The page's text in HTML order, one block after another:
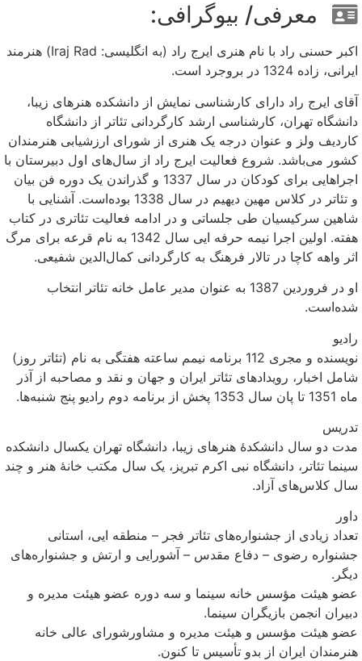
معرفی/ بیوگرافی:
اکبر حسنی راد با نام هنری ایرج راد (به انگلیسی: Iraj Rad) هنرمند
ایرانی، زاده 1324 در بروجرد است.
آقای ایرج راد دارای کارشناسی نمایش از دانشکده هنرهای زیبا،
دانشگاه تهران، کارشناسی ارشد کارگردانی تئاتر از دانشگاه
کاردیف ولز و عنوان درجه یک هنری از شورای ارزشیابی هنرمندان
کشور می‌باشد. شروع فعالیت ایرج راد از سال‌های اول دبیرستان با
اجراهایی برای کودکان در سال 1337 و گذراندن یک دوره فن بیان
و تئاتر در کلاس مهین دیهیم در سال 1338 بوده‌است. آشنایی با
شاهین سرکیسیان طی جلساتی و در ادامه فعالیت تئاتری در کتاب
هفته. اولین اجرا نیمه حرفه ایی سال 1342 به نام قرعه برای مرگ
اثر واهه کاچا در تالار فرهنگ به کارگردانی کمال‌الدین شفیعی.
او در فروردین 1387 به عنوان مدیر عامل خانه تئاتر انتخاب
شده‌است.
رادیو
نویسنده و مجری 112 برنامه نیمم ساعته هفتگی به نام (تئاتر روز)
شامل اخبار، رویدادهای تئاتر ایران و جهان و نقد و مصاحبه از آذر
ماه 1351 تا پان سال 1353 پخش از برنامه دوم رادیو پنج شنبه‌ها.
تدریس
مدت دو سال دانشکدهٔ هنرهای زیبا، دانشگاه تهران یکسال دانشکده
سینما تئاتر، دانشگاه نبی اکرم تبریز، یک سال مکتب خانهٔ هنر و چند
سال کلاس‌های آزاد.
داور
تعداد زیادی از جشنواره‌های تئاتر فجر – منطقه ایی، استانی
جشنواره رضوی – دفاع مقدس – آشورایی و ارتش و جشنواره‌های
دیگر.
عضو هیئت مؤسس خانه سینما و سه دوره عضو هیئت مدیره و
دبیران انجمن بازیگران سینما.
عضو هیئت مؤسس و هیئت مدیره و مشاورشورای عالی خانه
هنرمندان ایران از بدو تأسیس تا کنون.